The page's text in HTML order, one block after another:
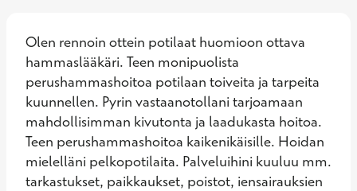
Olen rennoin ottein potilaat huomioon ottava
hammaslääkäri. Teen monipuolista
perushammashoitoa potilaan toiveita ja tarpeita
kuunnellen. Pyrin vastaanotollani tarjoamaan
mahdollisimman kivutonta ja laadukasta hoitoa.
Teen perushammashoitoa kaikenikäisille. Hoidan
mielelläni pelkopotilaita. Palveluihini kuuluu mm.
tarkastukset, paikkaukset, poistot, iensairauksien